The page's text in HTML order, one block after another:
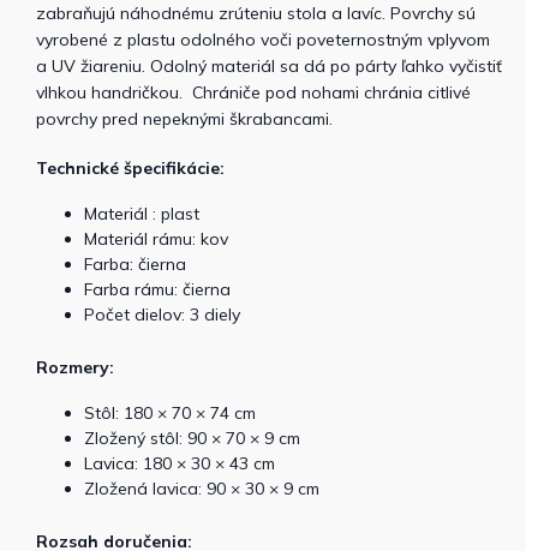
zabraňujú náhodnému zrúteniu stola a lavíc. Povrchy sú
vyrobené z plastu odolného voči poveternostným vplyvom
a UV žiareniu. Odolný materiál sa dá po párty ľahko vyčistiť
vlhkou handričkou. Chrániče pod nohami chránia citlivé
povrchy pred nepeknými škrabancami.
Technické špecifikácie:
Materiál : plast
Materiál rámu: kov
Farba: čierna
Farba rámu: čierna
Počet dielov: 3 diely
Rozmery:
Stôl: 180 × 70 × 74 cm
Zložený stôl: 90 × 70 × 9 cm
Lavica: 180 × 30 × 43 cm
Zložená lavica: 90 × 30 × 9 cm
Rozsah doručenia: